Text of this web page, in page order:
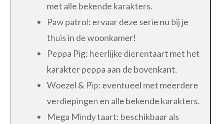
met alle bekende karakters.
Paw patrol: ervaar deze serie nu bij je
thuis in de woonkamer!
Peppa Pig: heerlijke dierentaart met het
karakter peppa aan de bovenkant.
Woezel & Pip: eventueel met meerdere
verdiepingen en alle bekende karakters.
Mega Mindy taart: beschikbaar als